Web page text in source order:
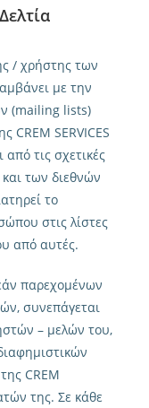
/ χρήστης των
με την
(mailing lists)
CREM SERVICES
τις σχετικές
και των διεθνών
το
στις λίστες
από αυτές.
παρεχομένων
συνεπάγεται
– μελών του,
CREM
της. Σε κάθε